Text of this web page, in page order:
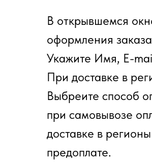
В открывшемся
оформления
Укажите Имя, E-
При доставке в
Выбреите способ
при самовывозе
доставке в
предоплате.